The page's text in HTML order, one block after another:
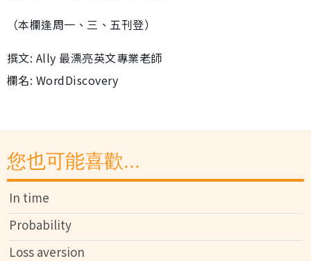
（本欄逢周一、三、五刊登）
撰文: Ally 最漂亮英文專業老師
欄名: WordDiscovery
您也可能喜歡...
In time
Probability
Loss aversion